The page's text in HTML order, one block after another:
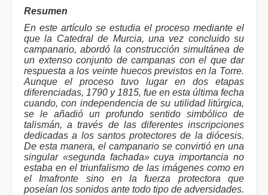
Resumen
En este artículo se estudia el proceso mediante el
que la Catedral de Murcia, una vez concluido su
campanario, abordó la construcción simultánea de
un extenso conjunto de campanas con el que dar
respuesta a los veinte huecos previstos en la Torre.
Aunque el proceso tuvo lugar en dos etapas
diferenciadas, 1790 y 1815, fue en esta última fecha
cuando, con independencia de su utilidad litúrgica,
se le añadió un profundo sentido simbólico de
talismán, a través de las diferentes inscripciones
dedicadas a los santos protectores de la diócesis.
De esta manera, el campanario se convirtió en una
singular «segunda fachada» cuya importancia no
estaba en el triunfalismo de las imágenes como en
el Imafronte sino en la fuerza protectora que
poseían los sonidos ante todo tipo de adversidades.